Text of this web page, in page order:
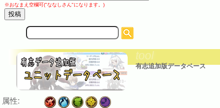
※おなまえ空欄可("ななしさん"になります。)
サ
イ
内
検
索:
tool
有志追加版データベース
属性: